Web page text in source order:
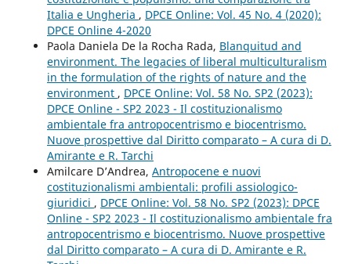
Italia e Ungheria , DPCE Online: Vol. 45 No. 4 (2020):
DPCE Online 4-2020
Paola Daniela De la Rocha Rada, Blanquitud and
environment. The legacies of liberal multiculturalism
in the formulation of the rights of nature and the
environment , DPCE Online: Vol. 58 No. SP2 (2023):
DPCE Online - SP2 2023 - Il costituzionalismo
ambientale fra antropocentrismo e biocentrismo.
Nuove prospettive dal Diritto comparato – A cura di D.
Amirante e R. Tarchi
Amilcare D’Andrea, Antropocene e nuovi
costituzionalismi ambientali: profili assiologico-
giuridici , DPCE Online: Vol. 58 No. SP2 (2023): DPCE
Online - SP2 2023 - Il costituzionalismo ambientale fra
antropocentrismo e biocentrismo. Nuove prospettive
dal Diritto comparato – A cura di D. Amirante e R.